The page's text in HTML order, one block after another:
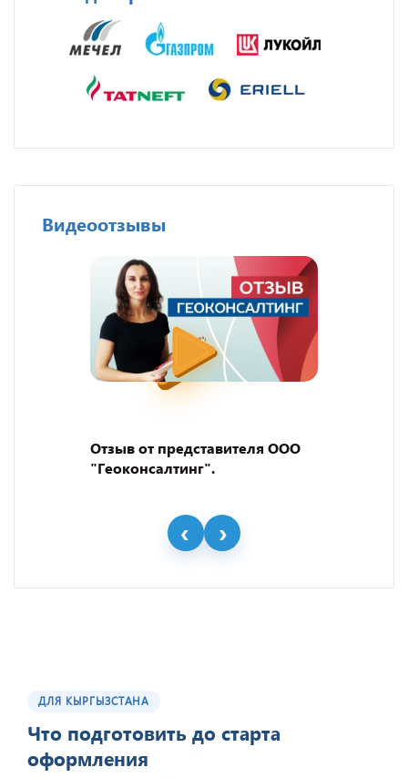
Видеоотзывы
Отзыв от представителя ООО
"Геоконсалтинг".
ДЛЯ КЫРГЫЗСТАНА
Что подготовить до старта
оформления